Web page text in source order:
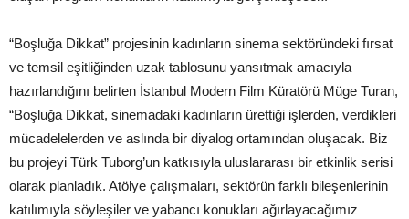
“Boşluğa Dikkat” projesinin kadınların sinema sektöründeki fırsat
ve temsil eşitliğinden uzak tablosunu yansıtmak amacıyla
hazırlandığını belirten İstanbul Modern Film Küratörü Müge Turan,
“Boşluğa Dikkat, sinemadaki kadınların ürettiği işlerden, verdikleri
mücadelelerden ve aslında bir diyalog ortamından oluşacak. Biz
bu projeyi Türk Tuborg’un katkısıyla uluslararası bir etkinlik serisi
olarak planladık. Atölye çalışmaları, sektörün farklı bileşenlerinin
katılımıyla söyleşiler ve yabancı konukları ağırlayacağımız